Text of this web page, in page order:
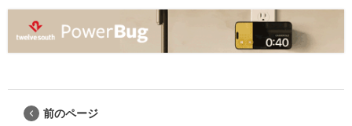
前のページ